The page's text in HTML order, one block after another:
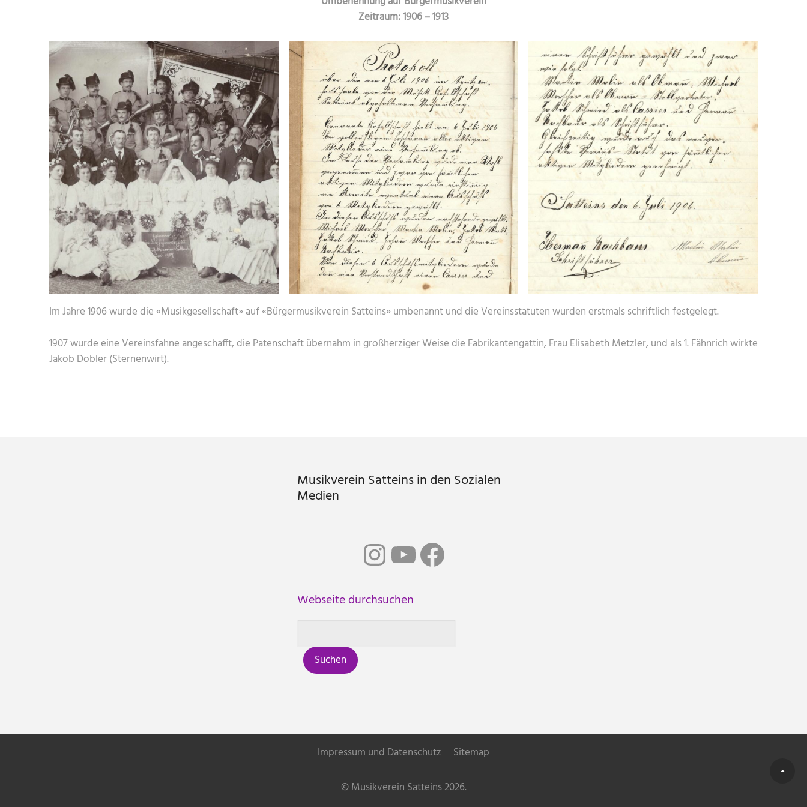
Zeitraum: 1906 – 1913
Im Jahre 1906 wurde die «Musikgesellschaft» auf «Bürgermusikverein Satteins» umbenannt und die Vereinsstatuten wurden erstmals schriftlich festgelegt.
1907 wurde eine Vereinsfahne angeschafft, die Patenschaft übernahm in großherziger Weise die Fabrikantengattin, Frau Elisabeth Metzler, und als 1. Fähnrich wirkte
Jakob Dobler (Sternenwirt).
Musikverein Satteins in den Sozialen
Medien
Instagram
YouTube
Facebook
Webseite durchsuchen
Impressum und Datenschutz Sitemap
© Musikverein Satteins 2026.